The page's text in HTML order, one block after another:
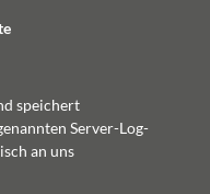
speichert
Server-Log-
an uns